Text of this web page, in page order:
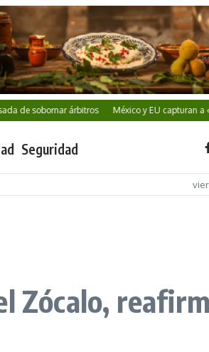
árbitros México y EU capturan a «Rango»
Seguridad
Zócalo,